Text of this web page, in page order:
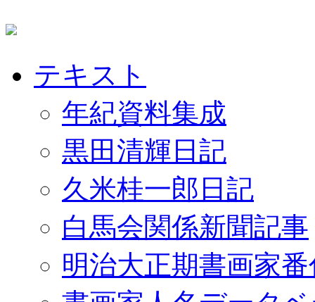
テキスト
年紀資料集成
黒田清輝日記
久米桂一郎日記
白馬会関係新聞記事
明治大正期書画家